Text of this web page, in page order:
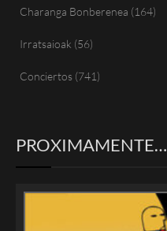
Charanga Bonberenea (164)
Irratsaioak (56)
Conciertos (741)
PROXIMAMENTE…